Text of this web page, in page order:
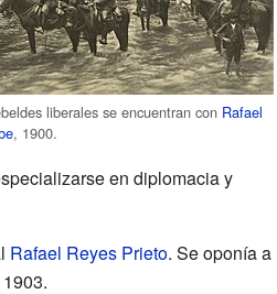
liberales se encuentran con Rafael
, 1900.
en diplomacia y
Rafael Reyes Prieto. Se oponía a